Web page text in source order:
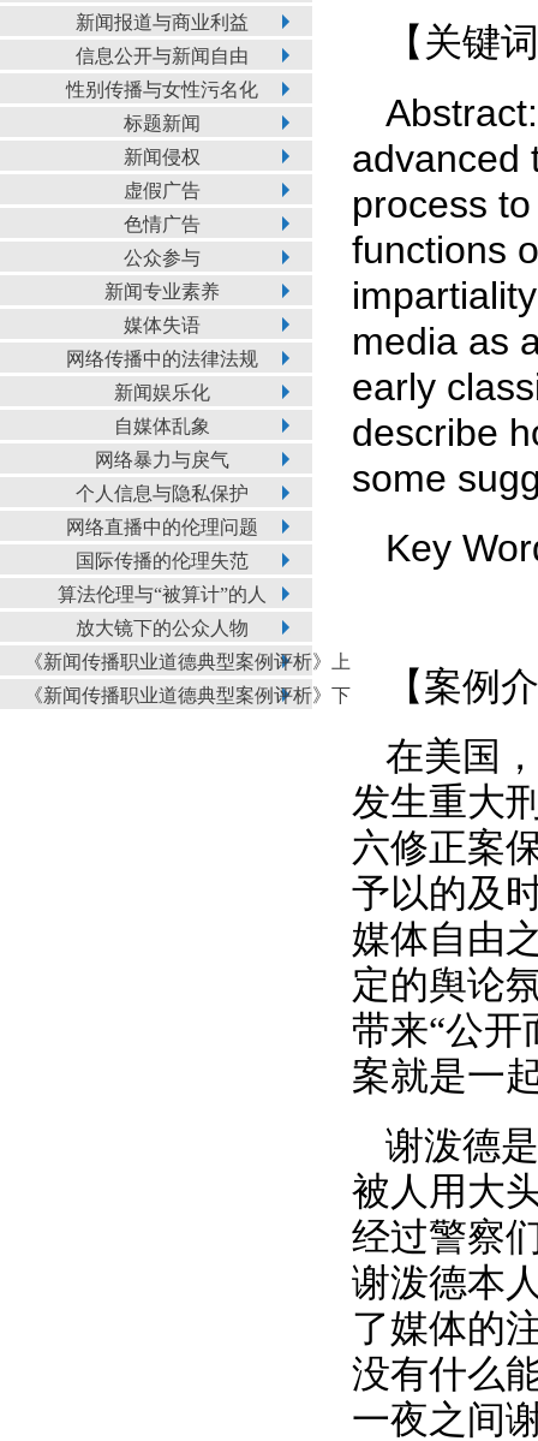
新闻报道与商业利益
信息公开与新闻自由
性别传播与女性污名化
标题新闻
新闻侵权
虚假广告
色情广告
公众参与
新闻专业素养
媒体失语
网络传播中的法律法规
新闻娱乐化
自媒体乱象
网络暴力与戾气
个人信息与隐私保护
网络直播中的伦理问题
国际传播的伦理失范
算法伦理与“被算计”的人
放大镜下的公众人物
《新闻传播职业道德典型案例评析》上
《新闻传播职业道德典型案例评析》下
【关键
Abstract:
advanced
process
functions
media as
early
describe
some
Key
【案例
在美国
发生重大
六修正案
予以的及
媒体自由
定的舆论
带来“公开
案就是一
谢泼德
被人用大
经过警察
谢泼德本
了媒体的
没有什么
一夜之间